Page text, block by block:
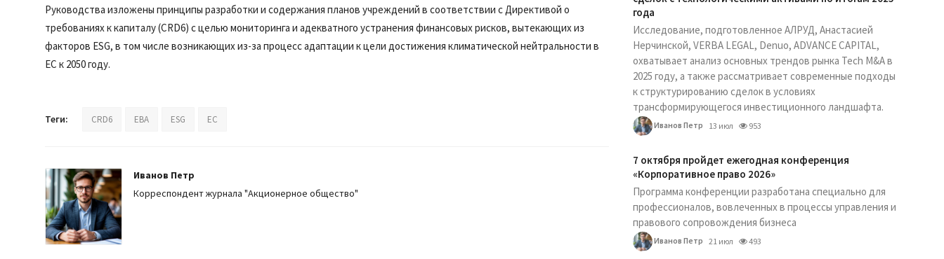
Руководства изложены принципы разработки и содержания планов учреждений в соответствии с Директивой о
требованиях к капиталу (CRD6) с целью мониторинга и адекватного устранения финансовых рисков, вытекающих из
факторов ESG, в том числе возникающих из-за процесс адаптации к цели достижения климатической нейтральности в
ЕС к 2050 году.
Теги: CRD6 EBA ESG ЕС
Иванов Петр
Корреспондент журнала "Акционерное общество"
года
Исследование, подготовленное АЛРУД, Анастасией
Нерчинской, VERBA LEGAL, Denuo, ADVANCE CAPITAL,
охватывает анализ основных трендов рынка Tech M&A в
2025 году, а также рассматривает современные подходы
к структурированию сделок в условиях
трансформирующегося инвестиционного ландшафта.
Иванов Петр 13 июл 953
7 октября пройдет ежегодная конференция
«Корпоративное право 2026»
Программа конференции разработана специально для
профессионалов, вовлеченных в процессы управления и
правового сопровождения бизнеса
Иванов Петр 21 июл 493